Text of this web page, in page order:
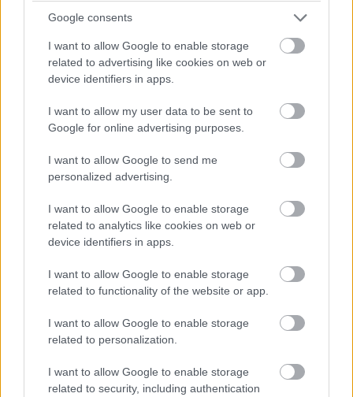
Google consents
I want to allow Google to enable storage
related to advertising like cookies on web or
device identifiers in apps.
I want to allow my user data to be sent to
Google for online advertising purposes.
I want to allow Google to send me
personalized advertising.
I want to allow Google to enable storage
related to analytics like cookies on web or
device identifiers in apps.
I want to allow Google to enable storage
related to functionality of the website or app.
I want to allow Google to enable storage
related to personalization.
I want to allow Google to enable storage
related to security, including authentication
kerülhet!
Negyven másodperc! Óriási tempóban közelít
után valószínűleg beül majd a kétszeres Porsche Szuperkupa-,
illetve egyszeres Le Mans-i kategóriagyőztes Jeroen
Az éllovas Signatechbe visszaült Pierre Thiriet. Azóta
már el is telt a hiányzó hét másodperce... A francia úrvezető
(azok közül viszont az egyik legjobb) a Le Mans-győzelem és
elbukhatják.
Megint négy másodperc körül! 44 szekundum maradt